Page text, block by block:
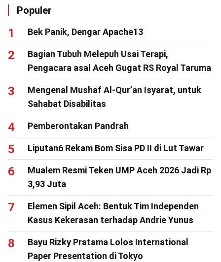
Populer
Bek Panik, Dengar Apache13
Bagian Tubuh Melepuh Usai Terapi,
Pengacara asal Aceh Gugat RS Royal Taruma
Mengenal Mushaf Al-Qur’an Isyarat, untuk
Sahabat Disabilitas
Pemberontakan Pandrah
Liputan6 Rekam Bom Sisa PD II di Lut Tawar
Mualem Resmi Teken UMP Aceh 2026 Jadi Rp
3,93 Juta
Elemen Sipil Aceh: Bentuk Tim Independen
Kasus Kekerasan terhadap Andrie Yunus
Bayu Rizky Pratama Lolos International
Paper Presentation di Tokyo